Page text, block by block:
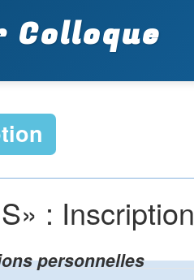
Colloque
: Inscription
personnelles